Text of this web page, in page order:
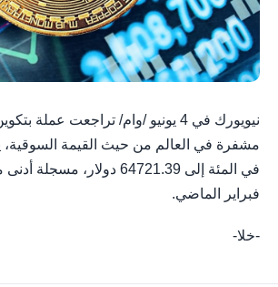
نيويورك في 4 يونيو /وام/ تراجعت عملة
مشفرة ⁠في ‌العالم ⁠من ​حيث ⁠القيمة السوقية،
⁠فبراير الماضي.
-خلا-